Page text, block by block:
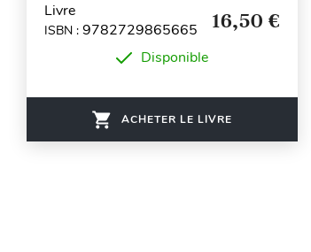
Livre
ISBN : 9782729865665 16,50 €
Disponible
ACHETER LE LIVRE